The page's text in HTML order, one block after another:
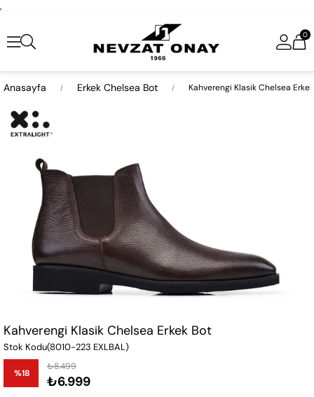
,
0
Anasayfa Erkek Chelsea Bot Kahverengi Klasik Chelsea
Kahverengi Klasik Chelsea Erkek Bot
Stok Kodu(8010-223 EXLBAL)
%18
İndirim
₺8.499
₺6.999